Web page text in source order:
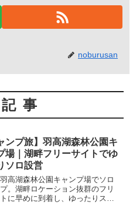
noburusan
事
ンプ旅】羽高湖森林公園キ
場｜湖畔フリーサイトでゆ
ソロ設営
高湖森林公園キャンプ場でソロ
。湖畔ロケーション抜群のフリ
に早めに到着し、ゆったりスタ